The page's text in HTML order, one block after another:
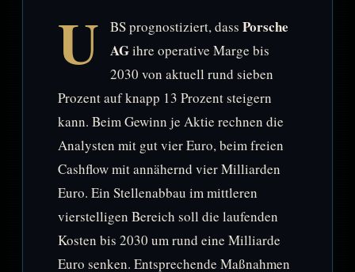
U BS prognostiziert, dass Porsche
AGihre operative Marge bis
2030 von aktuell rund sieben
Prozent auf knapp 13 Prozent steigern
kann. Beim Gewinn je Aktie rechnen die
Analysten mit gut vier Euro, beim freien
Cashflow mit annähernd vier Milliarden
Euro. Ein Stellenabbau im mittleren
vierstelligen Bereich soll die laufenden
Kosten bis 2030 um rund eine Milliarde
Euro senken. Entsprechende Maßnahmen